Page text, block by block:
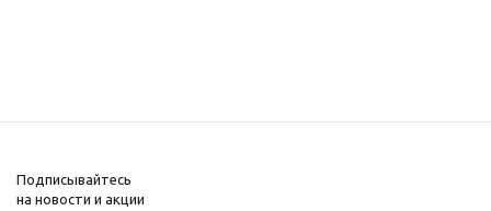
Подписывайтесь
на новости и акции